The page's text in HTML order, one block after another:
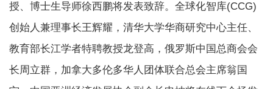
授、博士生导师徐西鹏将发表致辞。全球化智库(CCG)
创始人兼理事长王辉耀，清华大学华商研究中心主任、
教育部长江学者特聘教授龙登高，俄罗斯中国总商会会
长周立群，加拿大多伦多华人团体联合总会主席翁国